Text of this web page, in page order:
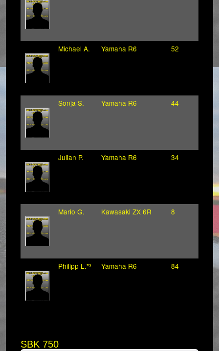
Michael A. Yamaha R6 52
Sonja S. Yamaha R6 44
Julian P. Yamaha R6 34
Mario G. Kawasaki ZX 6R 8
Philipp L.*³ Yamaha R6 84
SBK 750